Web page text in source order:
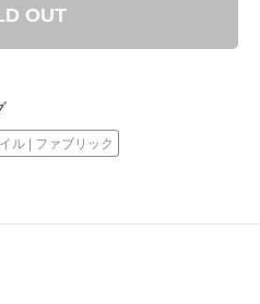
OUT
ル | ファブリック